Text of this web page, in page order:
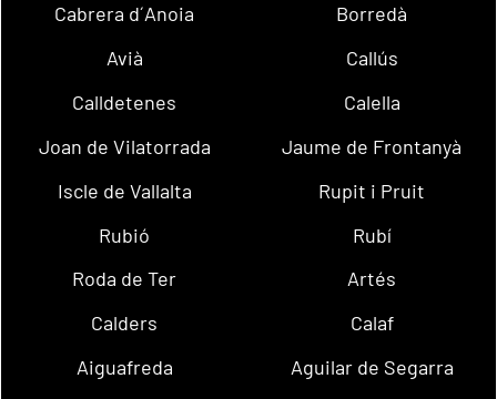
Cabrera d´Anoia
Borredà
Avià
Callús
Calldetenes
Calella
Joan de Vilatorrada
Jaume de Frontanyà
Iscle de Vallalta
Rupit i Pruit
Rubió
Rubí
Roda de Ter
Artés
Calders
Calaf
Aiguafreda
Aguilar de Segarra